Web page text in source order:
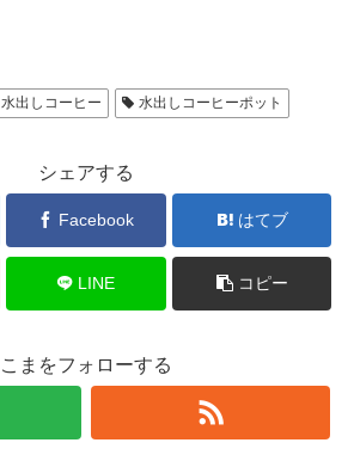
水出しコーヒー 水出しコーヒーポット
シェアする
Facebook はてブ
LINE コピー
こまをフォローする